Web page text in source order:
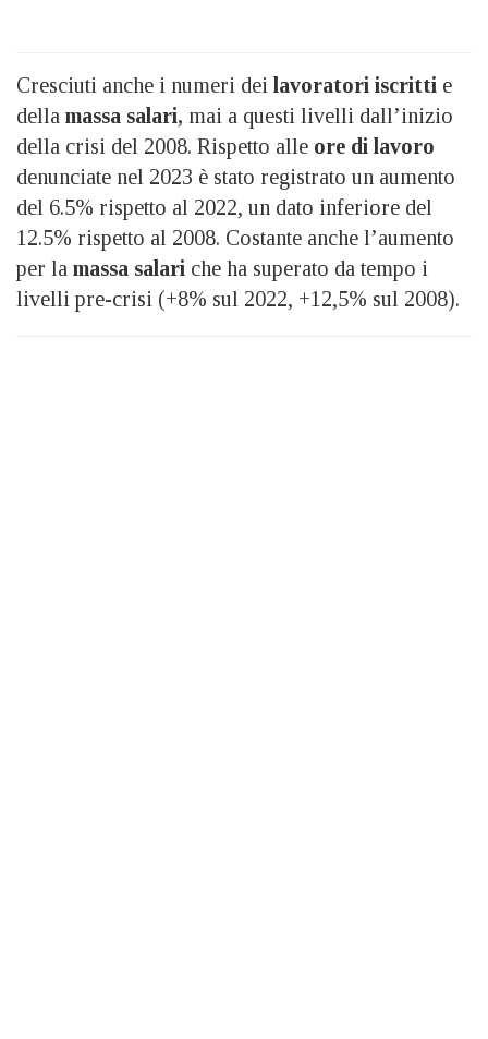
Cresciuti anche i numeri dei lavoratori iscritti e
della massa salari, mai a questi livelli dall’inizio
della crisi del 2008. Rispetto alle ore di lavoro
denunciate nel 2023 è stato registrato un aumento
del 6.5% rispetto al 2022, un dato inferiore del
12.5% rispetto al 2008. Costante anche l’aumento
per la massa salari che ha superato da tempo i
livelli pre-crisi (+8% sul 2022, +12,5% sul 2008).